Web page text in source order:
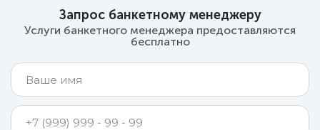
Запрос банкетному менеджеру
Услуги банкетного менеджера предоставляются
бесплатно